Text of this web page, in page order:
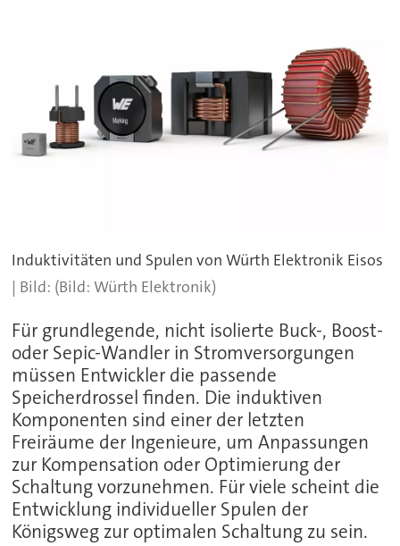
Induktivitäten und Spulen von Würth Elektronik Eisos
(Bild: Würth Elektronik)
Für grundlegende, nicht isolierte Buck-, Boost-
oder Sepic-Wandler in Stromversorgungen
müssen Entwickler die passende
Speicherdrossel finden. Die induktiven
Komponenten sind einer der letzten
Freiräume der Ingenieure, um Anpassungen
zur Kompensation oder Optimierung der
Schaltung vorzunehmen. Für viele scheint die
Entwicklung individueller Spulen der
Königsweg zur optimalen Schaltung zu sein.